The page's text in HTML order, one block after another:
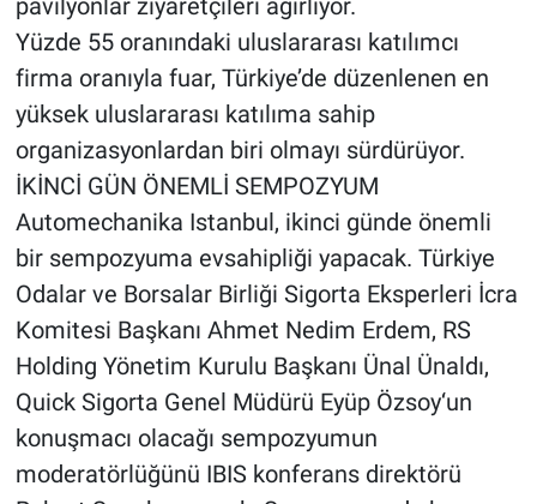
pavilyonlar ziyaretçileri ağırlıyor.
Yüzde 55 oranındaki uluslararası katılımcı
firma oranıyla fuar, Türkiye’de düzenlenen en
yüksek uluslararası katılıma sahip
organizasyonlardan biri olmayı sürdürüyor.
İKİNCİ GÜN ÖNEMLİ SEMPOZYUM
Automechanika Istanbul, ikinci günde önemli
bir sempozyuma evsahipliği yapacak. Türkiye
Odalar ve Borsalar Birliği Sigorta Eksperleri İcra
Komitesi Başkanı Ahmet Nedim Erdem, RS
Holding Yönetim Kurulu Başkanı Ünal Ünaldı,
Quick Sigorta Genel Müdürü Eyüp Özsoy‘un
konuşmacı olacağı sempozyumun
moderatörlüğünü IBIS konferans direktörü